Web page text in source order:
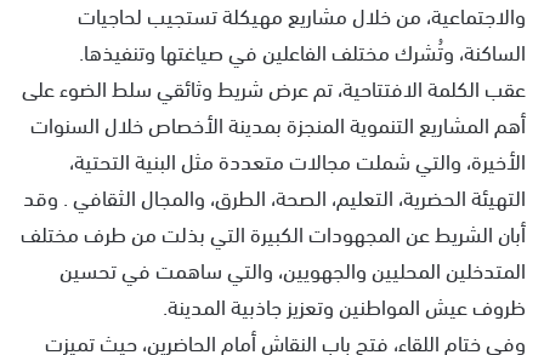
والاجتماعية، من خلال مشاريع مهيكلة تستجيب لحاجيات
الساكنة، وتُشرك مختلف الفاعلين في صياغتها وتنفيذها.
عقب الكلمة الافتتاحية، تم عرض شريط وثائقي سلط الضوء على
أهم المشاريع التنموية المنجزة بمدينة الأخصاص خلال السنوات
الأخيرة، والتي شملت مجالات متعددة مثل البنية التحتية،
التهيئة الحضرية، التعليم، الصحة، الطرق، والمجال الثقافي . وقد
أبان الشريط عن المجهودات الكبيرة التي بذلت من طرف مختلف
المتدخلين المحليين والجهويين، والتي ساهمت في تحسين
ظروف عيش المواطنين وتعزيز جاذبية المدينة.
وفي ختام اللقاء، فتح باب النقاش أمام الحاضرين، حيث تميزت